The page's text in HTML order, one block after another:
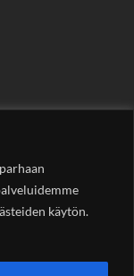
käytön.
449,